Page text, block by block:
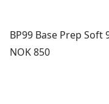
BP99 Base Prep Soft
Pris:
NOK 850